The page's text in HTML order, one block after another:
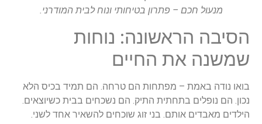
מנעול חכם – פתרון בטיחותי ונוח לבית המודרני.
הסיבה הראשונה: נוחות
שמשנה את החיים
בואו נודה באמת – מפתחות הם טרחה. הם תמיד בכיס הלא
נכון. הם נופלים בתחתית התיק. הם נשכחים בבית כשיוצאים.
הילדים מאבדים אותם. בני זוג שוכחים להשאיר אחד לשני.